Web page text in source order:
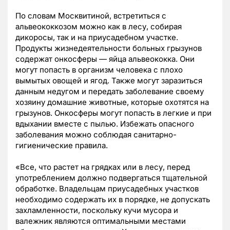
По словам Москвитиной, встретиться с
альвеококкозом можно как в лесу, собирая
дикоросы, так и на приусадебном участке.
Продукты жизнедеятельности больных грызунов
содержат онкосферы — яйца альвеококка. Они
могут попасть в организм человека с плохо
вымытых овощей и ягод. Также могут заразиться
данным недугом и передать заболевание своему
хозяину домашние животные, которые охотятся на
грызунов. Онкосферы могут попасть в легкие и при
вдыхании вместе с пылью. Избежать опасного
заболевания можно соблюдая санитарно-
гигиенические правила.
«Все, что растет на грядках или в лесу, перед
употреблением должно подвергаться тщательной
обработке. Владельцам приусадебных участков
необходимо содержать их в порядке, не допускать
захламленности, поскольку кучи мусора и
валежник являются оптимальными местами